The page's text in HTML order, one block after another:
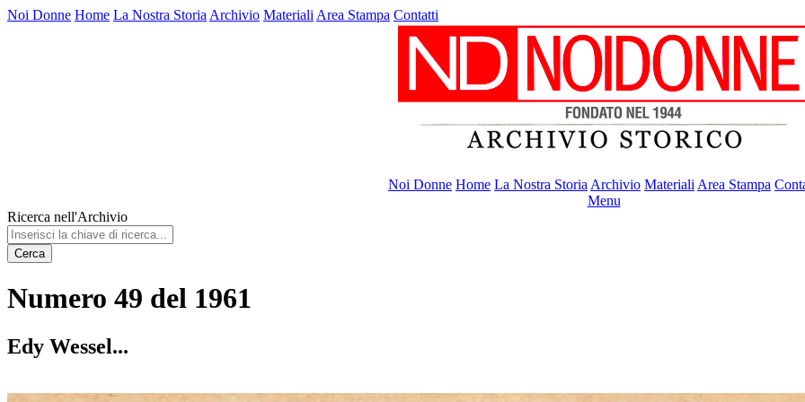
Noi Donne Home La Nostra Storia Archivio Materiali Area Stampa Contatti
Noi Donne Home La Nostra Storia Archivio Materiali Area Stampa
Menu
Ricerca nell'Archivio
Cerca
Numero 49 del 1961
Edy Wessel...